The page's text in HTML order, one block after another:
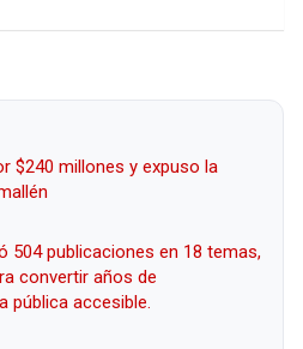
$240 millones y expuso la
504 publicaciones en 18 temas,
convertir años de
pública accesible.